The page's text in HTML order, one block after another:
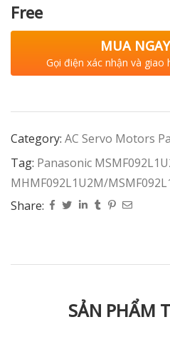
Free
MUA NGAY
Gọi điện xác nhận và giao
Category: AC Servo Motors
Tag: Panasonic
MHMF092L1U2M/
Share:
SẢN PHẨM